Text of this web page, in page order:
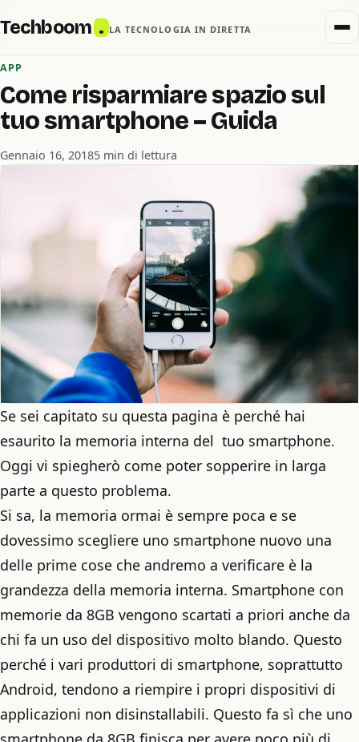
Techboom . LA TECNOLOGIA IN DIRETTA
APP
Come risparmiare spazio sul
tuo smartphone – Guida
Gennaio 16, 20185 min di lettura
Se sei capitato su questa pagina è perché hai
esaurito la memoria interna del tuo smartphone.
Oggi vi spiegherò come poter sopperire in larga
parte a questo problema.
Si sa, la memoria ormai è sempre poca e se
dovessimo scegliere uno smartphone nuovo una
delle prime cose che andremo a verificare è la
grandezza della memoria interna. Smartphone con
memorie da 8GB vengono scartati a priori anche da
chi fa un uso del dispositivo molto blando. Questo
perché i vari produttori di smartphone, soprattutto
Android, tendono a riempire i propri dispositivi di
applicazioni non disinstallabili. Questo fa sì che uno